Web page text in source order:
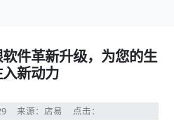
件革新升级，为您的生
新动力
来源：店易 点击：